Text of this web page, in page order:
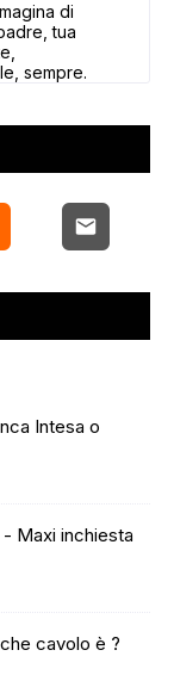
di
tua
sempre.
Intesa o
Maxi inchiesta
cavolo è ?